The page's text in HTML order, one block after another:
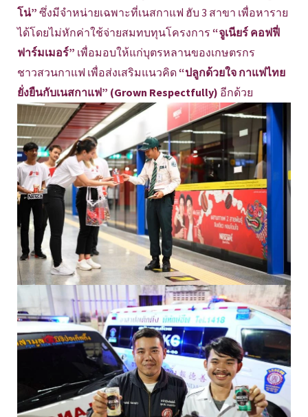
โน่” ซึ่งมีจำหน่ายเฉพาะที่เนสกาแฟ ฮับ 3 สาขา เพื่อหาราย
ได้โดยไม่หักค่าใช้จ่ายสมทบทุนโครงการ “จูเนียร์ คอฟฟี่
ฟาร์มเมอร์” เพื่อมอบให้แก่บุตรหลานของเกษตรกร
ชาวสวนกาแฟ เพื่อส่งเสริมแนวคิด“ปลูกด้วยใจ กาแฟไทย
ยั่งยืนกับเนสกาแฟ” (Grown Respectfully) อีกด้วย